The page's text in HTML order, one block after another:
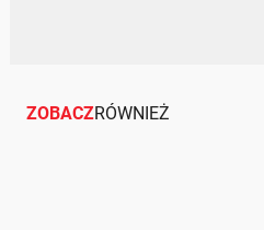
ZOBACZRÓWNIEŻ